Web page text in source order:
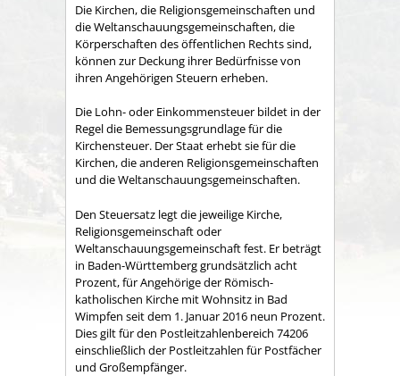
Die Kirchen, die Religionsgemeinschaften und
die Weltanschauungsgemeinschaften, die
Körperschaften des öffentlichen Rechts sind,
können zur Deckung ihrer Bedürfnisse von
ihren Angehörigen Steuern erheben.
Die Lohn- oder Einkommensteuer bildet in der
Regel die Bemessungsgrundlage für die
Kirchensteuer. Der Staat erhebt sie für die
Kirchen, die anderen Religionsgemeinschaften
und die Weltanschauungsgemeinschaften.
Den Steuersatz legt die jeweilige Kirche,
Religionsgemeinschaft oder
Weltanschauungsgemeinschaft fest. Er beträgt
in Baden-Württemberg grundsätzlich acht
Prozent, für Angehörige der Römisch-
katholischen Kirche mit Wohnsitz in Bad
Wimpfen seit dem 1. Januar 2016 neun Prozent.
Dies gilt für den Postleitzahlenbereich 74206
einschließlich der Postleitzahlen für Postfächer
und Großempfänger.